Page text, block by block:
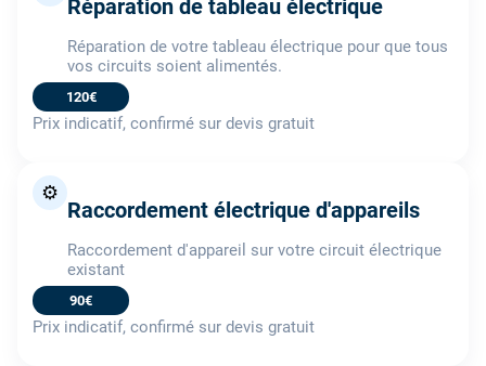
Réparation de tableau électrique
Réparation de votre tableau électrique pour que tous
vos circuits soient alimentés.
120€
Prix indicatif, confirmé sur devis gratuit
⚙️
Raccordement électrique d'appareils
Raccordement d'appareil sur votre circuit électrique
existant
90€
Prix indicatif, confirmé sur devis gratuit